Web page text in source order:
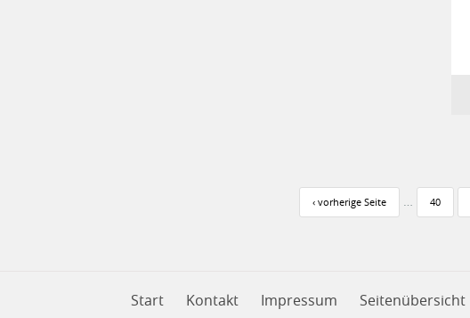
‹ vorherige Seite 40
Start Kontakt Impressum Seitenübersicht